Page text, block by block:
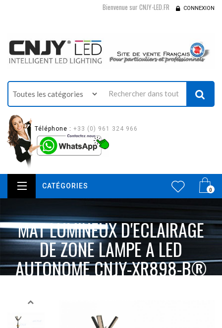
Bienvenue sur CNJY-LED.FR CONNEXION
Téléphone : +33 (0) 961 324 966
0
CATÉGORIES
MAT LUMINEUX D'ECLAIRAGE
DE ZONE LAMPE A LED
AUTONOME CNJY-XR898-B®